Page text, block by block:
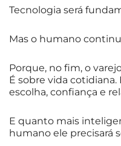
Tecnologia será
Mas o humano
Porque, no fim, o
É sobre vida
escolha, confiança e
E quanto mais
humano ele precisará